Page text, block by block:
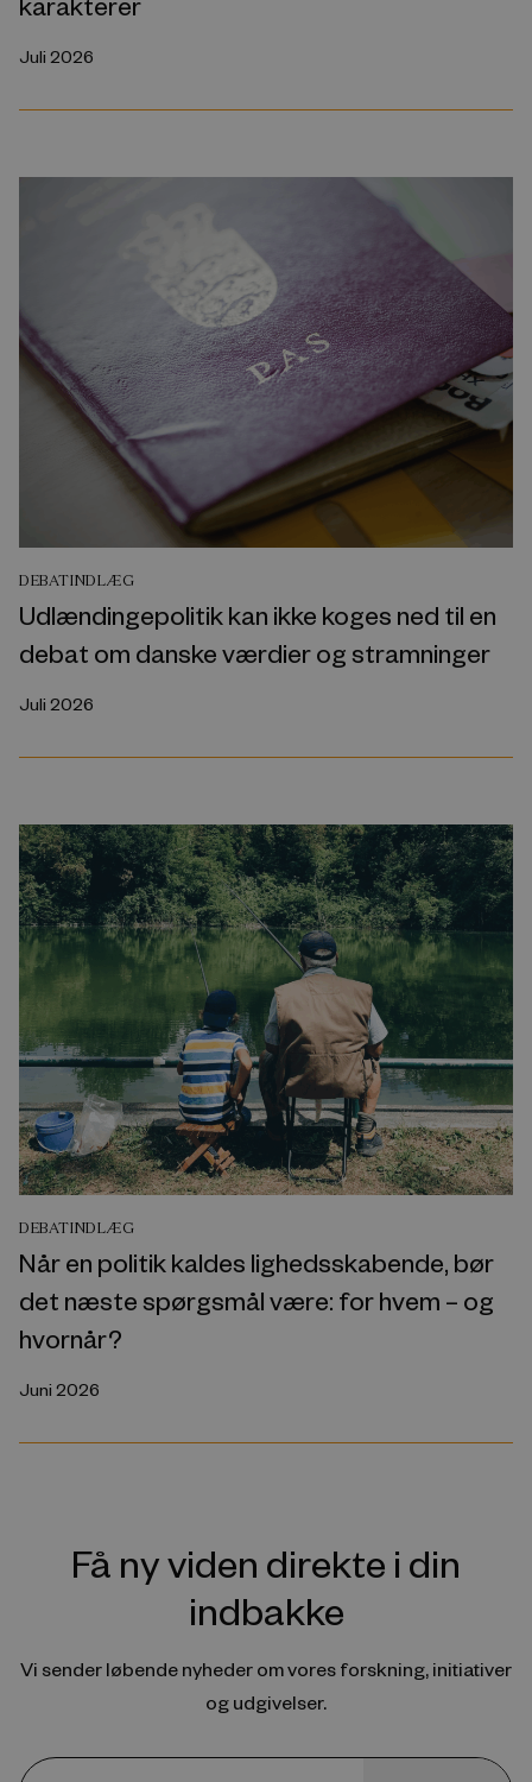
Juli 2026
DEBATINDLÆG
Udlændingepolitik kan ikke koges ned til en
debat om danske værdier og stramninger
Juli 2026
DEBATINDLÆG
Når en politik kaldes lighedsskabende, bør
det næste spørgsmål være: for hvem – og
hvornår?
Juni 2026
Få ny viden direkte i din
indbakke
Vi sender løbende nyheder om vores forskning, initiativer
og udgivelser.